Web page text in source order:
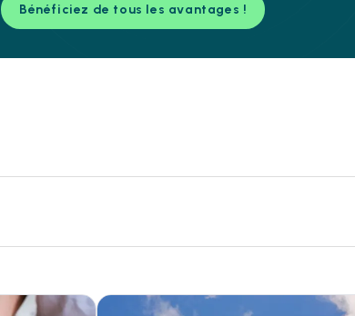
Bénéficiez de tous les avantages !